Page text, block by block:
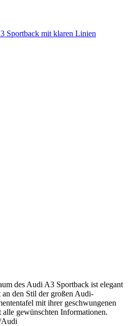
des Audi A3 Sportback ist elegant
den Stil der großen Audi-
mit ihrer geschwungenen
gewünschten Informationen.
Audi